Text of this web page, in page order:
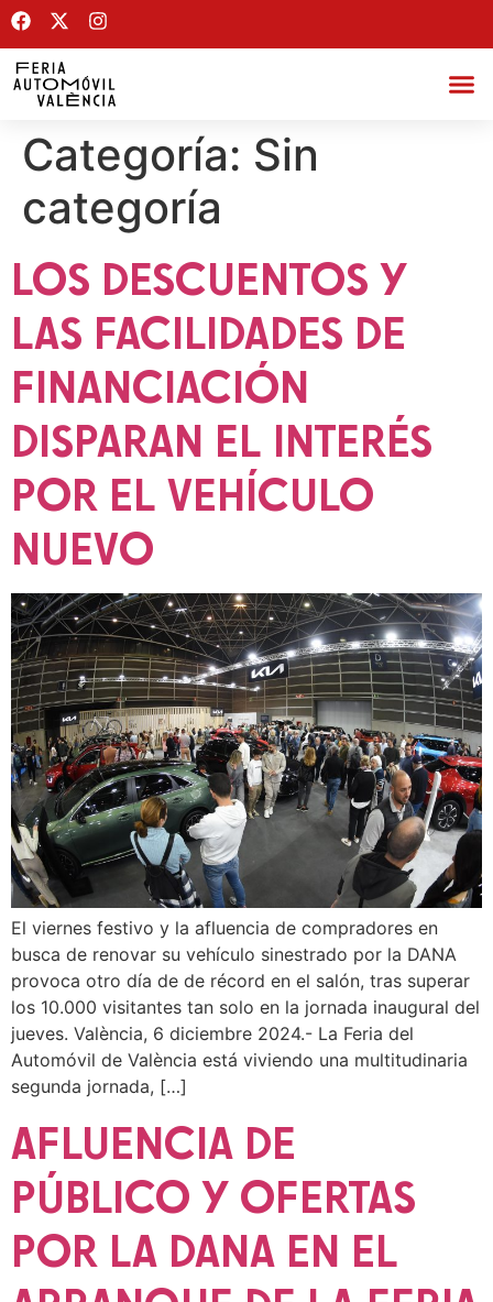
Categoría: Sin
categoría
LOS DESCUENTOS Y
LAS FACILIDADES DE
FINANCIACIÓN
DISPARAN EL INTERÉS
POR EL VEHÍCULO
NUEVO
El viernes festivo y la afluencia de compradores en
busca de renovar su vehículo sinestrado por la DANA
provoca otro día de de récord en el salón, tras superar
los 10.000 visitantes tan solo en la jornada inaugural del
jueves. València, 6 diciembre 2024.- La Feria del
Automóvil de València está viviendo una multitudinaria
segunda jornada, […]
AFLUENCIA DE
PÚBLICO Y OFERTAS
POR LA DANA EN EL